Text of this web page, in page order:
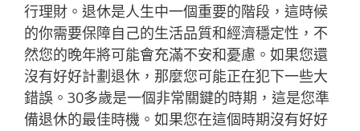
行理財。退休是人生中一個重要的階段，這時候
的你需要保障自己的生活品質和經濟穩定性，不
然您的晚年將可能會充滿不安和憂慮。如果您還
沒有好好計劃退休，那麼您可能正在犯下一些大
錯誤。30多歲是一個非常關鍵的時期，這是您準
備退休的最佳時機。如果您在這個時期沒有好好